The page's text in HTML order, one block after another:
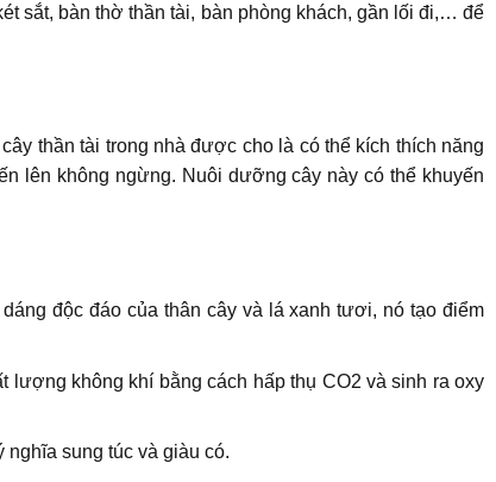
sắt, bàn thờ thần tài, bàn phòng khách, gần lối đi,… để
thần tài trong nhà được cho là có thể kích thích năng
lên không ngừng. Nuôi dưỡng cây này có thể khuyến
độc đáo của thân cây và lá xanh tươi, nó tạo điểm
lượng không khí bằng cách hấp thụ CO2 và sinh ra oxy
sung túc và giàu có.